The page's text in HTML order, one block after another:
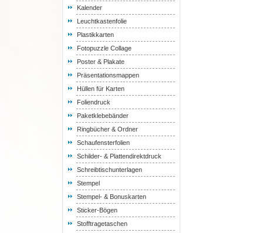
Kalender
Leuchtkastenfolie
Plastikkarten
Fotopuzzle Collage
Poster & Plakate
Präsentationsmappen
Hüllen für Karten
Foliendruck
Paketklebebänder
Ringbücher & Ordner
Schaufensterfolien
Schilder- & Plattendirektdruck
Schreibtischunterlagen
Stempel
Stempel- & Bonuskarten
Sticker-Bögen
Stofftragetaschen